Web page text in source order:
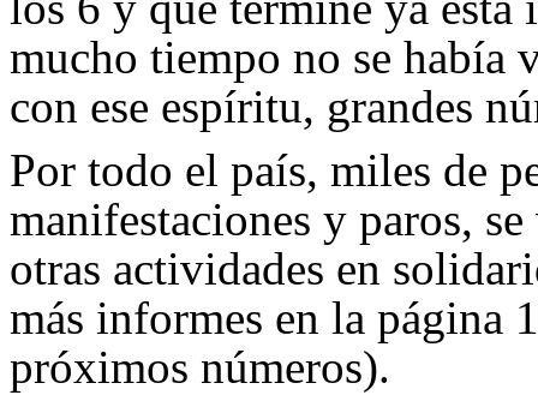
mucho tiempo no se había
con ese espíritu, grandes
Por todo el país, miles de
manifestaciones y paros,
otras actividades en
más informes en la página
próximos números).